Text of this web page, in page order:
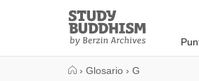
Study
Buddhism
Home
› Glosario › G